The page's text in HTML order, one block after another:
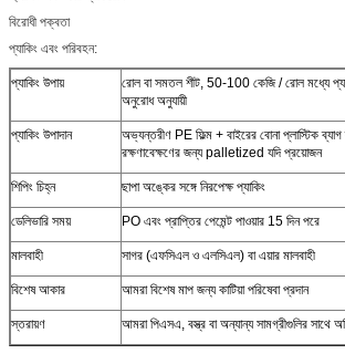
বিরোধী পক্বতা
প্যাকিং এবং পরিবহন:
প্যাকিং উপায়
রোল বা সমতল শীট, 50-100 কেজি / রোল মধ্যে
অনুরোধ অনুযায়ী
প্যাকিং উপাদান
অভ্যন্তরীণ PE ফিল্ম + বাইরের বোনা প্লাস্টিক ব্যাগ
রক্ষণাবেক্ষণের জন্য palletized যদি প্রয়োজন
শিপিং চিহ্ন ছাপা অঙ্কের সঙ্গে নিরপেক্ষ প্যাকিং
ডেলিভারি সময় PO এবং প্রাপ্তির পেমেন্ট পাওয়ার 15 দিন পরে
মালবাহী সাগর (এফসিএল ও এলসিএল) বা এয়ার মালবাহী
বিশেষ আকার আমরা বিশেষ মাপ জন্য কাটিয়া পরিষেবা প্রদান
স্তরায়ণ আমরা পিএসএ, বস্ত্র বা অন্যান্য সামগ্রীগুলির সাথে